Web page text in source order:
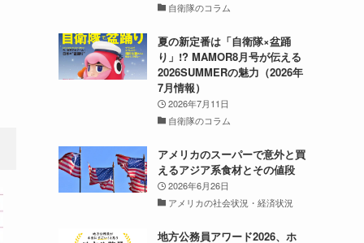
自衛隊のコラム
夏の新定番は「自衛隊×盆踊
り」!? MAMOR8月号が伝える
2026SUMMERの魅力（2026年
7月情報）
2026年7月11日
自衛隊のコラム
アメリカのスーパーで意外と買
えるアジア系食材とその値段
2026年6月26日
アメリカの社会状況・経済状況
地方公務員アワード2026、ホ